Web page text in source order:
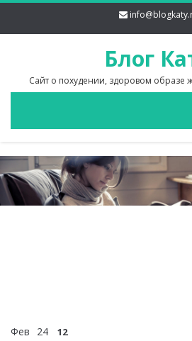
Блог
Сайт о похудении, здоровом образе
Фев 24 12